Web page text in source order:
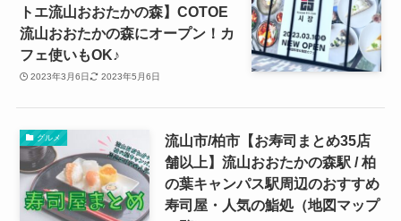
トエ流山おおたかの森】COTOE
流山おおたかの森にオープン！カ
フェ使いもOK♪
2023年3月6日 2023年5月6日
グルメ
流山市/柏市【お寿司まとめ35店
舗以上】流山おおたかの森駅 / 柏
の葉キャンパス駅周辺のおすすめ
寿司屋・人気の鮨処（地図マップ